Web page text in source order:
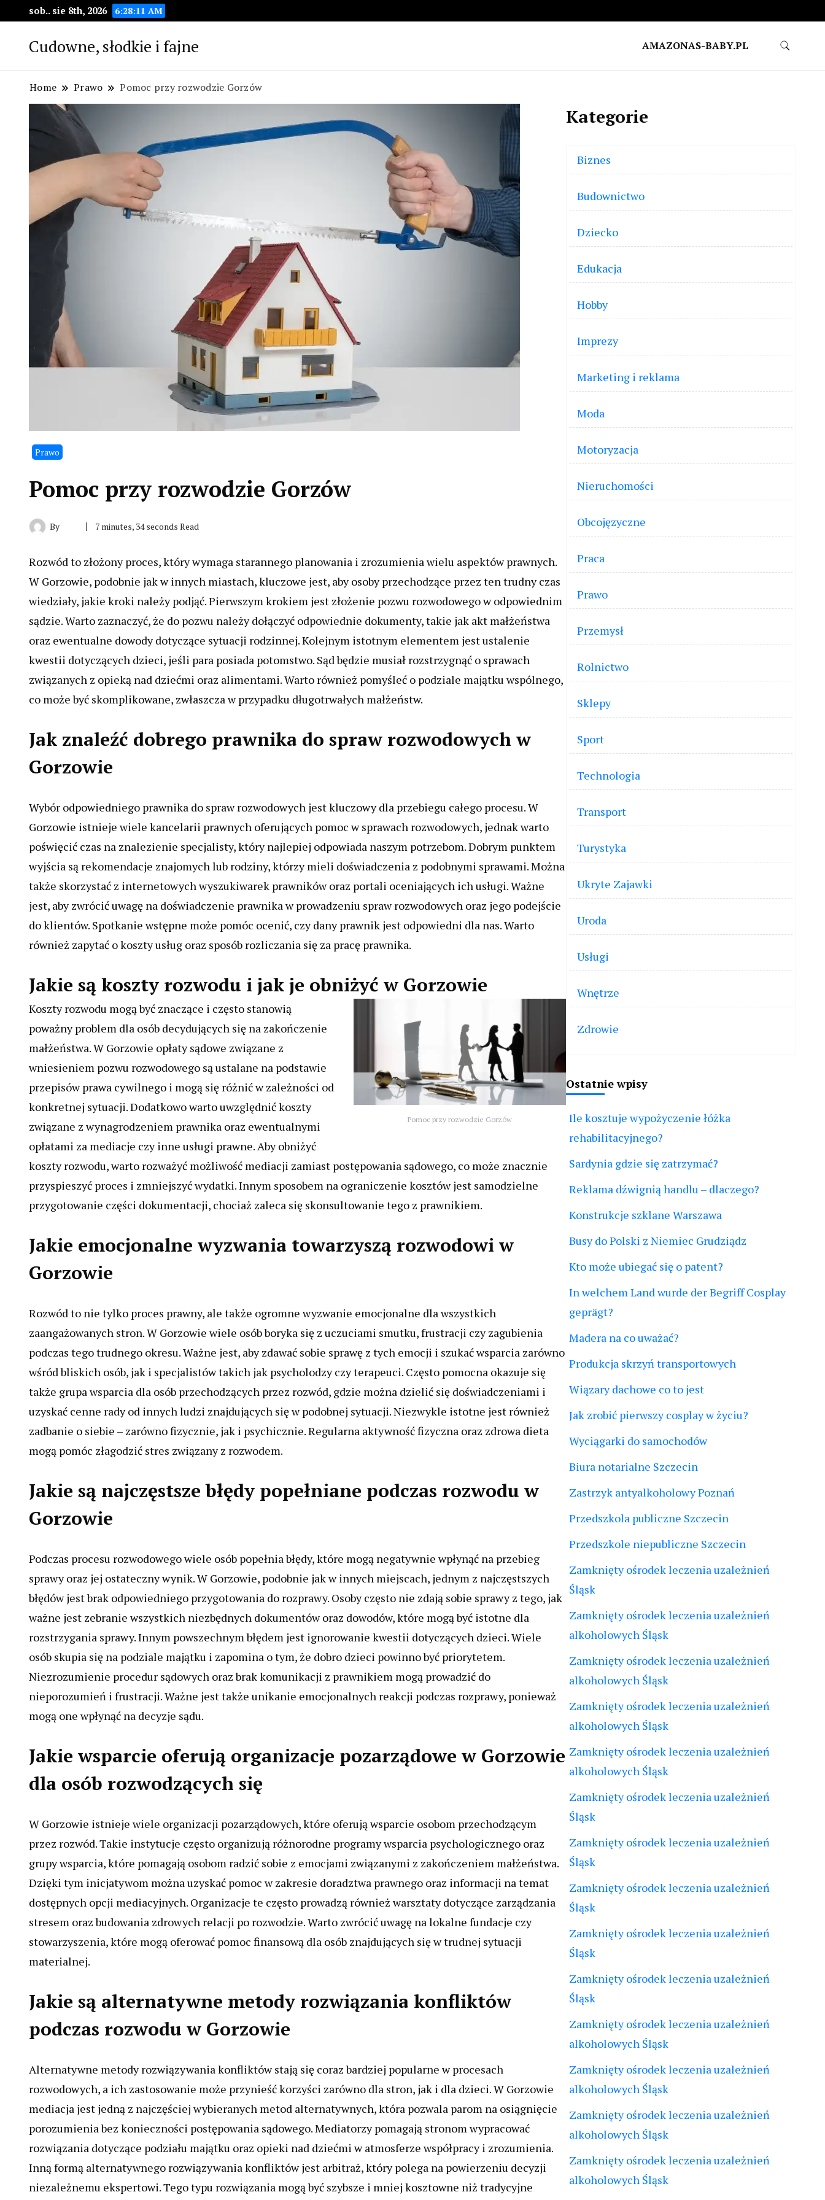
sob.. sie 8th, 2026 6:28:12 AM
Cudowne, słodkie i fajne AMAZONAS-BABY.PL
Home Prawo Pomoc przy rozwodzie Gorzów
Prawo
Pomoc przy rozwodzie Gorzów
By 7 minutes, 34 seconds Read
Rozwód to złożony proces, który wymaga starannego planowania i zrozumienia wielu aspektów prawnych.
W Gorzowie, podobnie jak w innych miastach, kluczowe jest, aby osoby przechodzące przez ten trudny czas
wiedziały, jakie kroki należy podjąć. Pierwszym krokiem jest złożenie pozwu rozwodowego w odpowiednim
sądzie. Warto zaznaczyć, że do pozwu należy dołączyć odpowiednie dokumenty, takie jak akt małżeństwa
oraz ewentualne dowody dotyczące sytuacji rodzinnej. Kolejnym istotnym elementem jest ustalenie
kwestii dotyczących dzieci, jeśli para posiada potomstwo. Sąd będzie musiał rozstrzygnąć o sprawach
związanych z opieką nad dziećmi oraz alimentami. Warto również pomyśleć o podziale majątku wspólnego,
co może być skomplikowane, zwłaszcza w przypadku długotrwałych małżeństw.
Jak znaleźć dobrego prawnika do spraw rozwodowych w
Gorzowie
Wybór odpowiedniego prawnika do spraw rozwodowych jest kluczowy dla przebiegu całego procesu. W
Gorzowie istnieje wiele kancelarii prawnych oferujących pomoc w sprawach rozwodowych, jednak warto
poświęcić czas na znalezienie specjalisty, który najlepiej odpowiada naszym potrzebom. Dobrym punktem
wyjścia są rekomendacje znajomych lub rodziny, którzy mieli doświadczenia z podobnymi sprawami. Można
także skorzystać z internetowych wyszukiwarek prawników oraz portali oceniających ich usługi. Ważne
jest, aby zwrócić uwagę na doświadczenie prawnika w prowadzeniu spraw rozwodowych oraz jego podejście
do klientów. Spotkanie wstępne może pomóc ocenić, czy dany prawnik jest odpowiedni dla nas. Warto
również zapytać o koszty usług oraz sposób rozliczania się za pracę prawnika.
Jakie są koszty rozwodu i jak je obniżyć w Gorzowie
Pomoc przy rozwodzie Gorzów
Koszty rozwodu mogą być znaczące i często stanowią
poważny problem dla osób decydujących się na zakończenie
małżeństwa. W Gorzowie opłaty sądowe związane z
wniesieniem pozwu rozwodowego są ustalane na podstawie
przepisów prawa cywilnego i mogą się różnić w zależności od
konkretnej sytuacji. Dodatkowo warto uwzględnić koszty
związane z wynagrodzeniem prawnika oraz ewentualnymi
opłatami za mediacje czy inne usługi prawne. Aby obniżyć
koszty rozwodu, warto rozważyć możliwość mediacji zamiast postępowania sądowego, co może znacznie
przyspieszyć proces i zmniejszyć wydatki. Innym sposobem na ograniczenie kosztów jest samodzielne
przygotowanie części dokumentacji, chociaż zaleca się skonsultowanie tego z prawnikiem.
Jakie emocjonalne wyzwania towarzyszą rozwodowi w
Gorzowie
Rozwód to nie tylko proces prawny, ale także ogromne wyzwanie emocjonalne dla wszystkich
zaangażowanych stron. W Gorzowie wiele osób boryka się z uczuciami smutku, frustracji czy zagubienia
podczas tego trudnego okresu. Ważne jest, aby zdawać sobie sprawę z tych emocji i szukać wsparcia zarówno
wśród bliskich osób, jak i specjalistów takich jak psycholodzy czy terapeuci. Często pomocna okazuje się
także grupa wsparcia dla osób przechodzących przez rozwód, gdzie można dzielić się doświadczeniami i
uzyskać cenne rady od innych ludzi znajdujących się w podobnej sytuacji. Niezwykle istotne jest również
zadbanie o siebie – zarówno fizycznie, jak i psychicznie. Regularna aktywność fizyczna oraz zdrowa dieta
mogą pomóc złagodzić stres związany z rozwodem.
Jakie są najczęstsze błędy popełniane podczas rozwodu w
Gorzowie
Podczas procesu rozwodowego wiele osób popełnia błędy, które mogą negatywnie wpłynąć na przebieg
sprawy oraz jej ostateczny wynik. W Gorzowie, podobnie jak w innych miejscach, jednym z najczęstszych
błędów jest brak odpowiedniego przygotowania do rozprawy. Osoby często nie zdają sobie sprawy z tego, jak
ważne jest zebranie wszystkich niezbędnych dokumentów oraz dowodów, które mogą być istotne dla
rozstrzygania sprawy. Innym powszechnym błędem jest ignorowanie kwestii dotyczących dzieci. Wiele
osób skupia się na podziale majątku i zapomina o tym, że dobro dzieci powinno być priorytetem.
Niezrozumienie procedur sądowych oraz brak komunikacji z prawnikiem mogą prowadzić do
nieporozumień i frustracji. Ważne jest także unikanie emocjonalnych reakcji podczas rozprawy, ponieważ
mogą one wpłynąć na decyzje sądu.
Jakie wsparcie oferują organizacje pozarządowe w Gorzowie
dla osób rozwodzących się
W Gorzowie istnieje wiele organizacji pozarządowych, które oferują wsparcie osobom przechodzącym
przez rozwód. Takie instytucje często organizują różnorodne programy wsparcia psychologicznego oraz
grupy wsparcia, które pomagają osobom radzić sobie z emocjami związanymi z zakończeniem małżeństwa.
Dzięki tym inicjatywom można uzyskać pomoc w zakresie doradztwa prawnego oraz informacji na temat
dostępnych opcji mediacyjnych. Organizacje te często prowadzą również warsztaty dotyczące zarządzania
stresem oraz budowania zdrowych relacji po rozwodzie. Warto zwrócić uwagę na lokalne fundacje czy
stowarzyszenia, które mogą oferować pomoc finansową dla osób znajdujących się w trudnej sytuacji
materialnej.
Jakie są alternatywne metody rozwiązania konfliktów
podczas rozwodu w Gorzowie
Alternatywne metody rozwiązywania konfliktów stają się coraz bardziej popularne w procesach
rozwodowych, a ich zastosowanie może przynieść korzyści zarówno dla stron, jak i dla dzieci. W Gorzowie
mediacja jest jedną z najczęściej wybieranych metod alternatywnych, która pozwala parom na osiągnięcie
porozumienia bez konieczności postępowania sądowego. Mediatorzy pomagają stronom wypracować
rozwiązania dotyczące podziału majątku oraz opieki nad dziećmi w atmosferze współpracy i zrozumienia.
Inną formą alternatywnego rozwiązywania konfliktów jest arbitraż, który polega na powierzeniu decyzji
niezależnemu ekspertowi. Tego typu rozwiązania mogą być szybsze i mniej kosztowne niż tradycyjne
Kategorie
Biznes
Budownictwo
Dziecko
Edukacja
Hobby
Imprezy
Marketing i reklama
Moda
Motoryzacja
Nieruchomości
Obcojęzyczne
Praca
Prawo
Przemysł
Rolnictwo
Sklepy
Sport
Technologia
Transport
Turystyka
Ukryte Zajawki
Uroda
Usługi
Wnętrze
Zdrowie
Ostatnie wpisy
Ile kosztuje wypożyczenie łóżka
rehabilitacyjnego?
Sardynia gdzie się zatrzymać?
Reklama dźwignią handlu – dlaczego?
Konstrukcje szklane Warszawa
Busy do Polski z Niemiec Grudziądz
Kto może ubiegać się o patent?
In welchem Land wurde der Begriff Cosplay
geprägt?
Madera na co uważać?
Produkcja skrzyń transportowych
Wiązary dachowe co to jest
Jak zrobić pierwszy cosplay w życiu?
Wyciągarki do samochodów
Biura notarialne Szczecin
Zastrzyk antyalkoholowy Poznań
Przedszkola publiczne Szczecin
Przedszkole niepubliczne Szczecin
Zamknięty ośrodek leczenia uzależnień
Śląsk
Zamknięty ośrodek leczenia uzależnień
alkoholowych Śląsk
Zamknięty ośrodek leczenia uzależnień
alkoholowych Śląsk
Zamknięty ośrodek leczenia uzależnień
alkoholowych Śląsk
Zamknięty ośrodek leczenia uzależnień
alkoholowych Śląsk
Zamknięty ośrodek leczenia uzależnień
Śląsk
Zamknięty ośrodek leczenia uzależnień
Śląsk
Zamknięty ośrodek leczenia uzależnień
Śląsk
Zamknięty ośrodek leczenia uzależnień
Śląsk
Zamknięty ośrodek leczenia uzależnień
Śląsk
Zamknięty ośrodek leczenia uzależnień
alkoholowych Śląsk
Zamknięty ośrodek leczenia uzależnień
alkoholowych Śląsk
Zamknięty ośrodek leczenia uzależnień
alkoholowych Śląsk
Zamknięty ośrodek leczenia uzależnień
alkoholowych Śląsk